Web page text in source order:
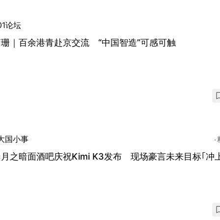
论坛
｜百余港青赴京交流 “中国智造”可感可触
国小事
之暗面酒吧庆祝Kimi K3发布 现场豪言未来目标｢冲